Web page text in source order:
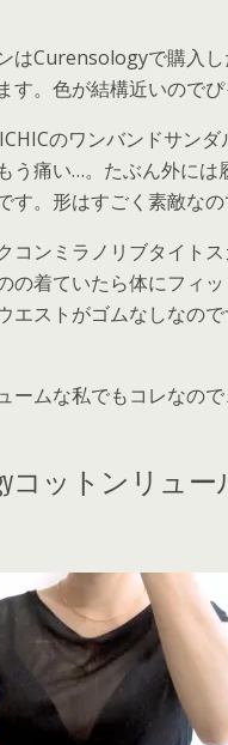
はCurensologyで購入
す。色が結構近いのでぴ
のワンバンドサン
う痛い…。たぶん外には
す。形はすごく素敵なの
コンミラノリブタイト
の着ていたら体にフィ
エストがゴムなしなの
ームな私でもコレなの
コットンリュ